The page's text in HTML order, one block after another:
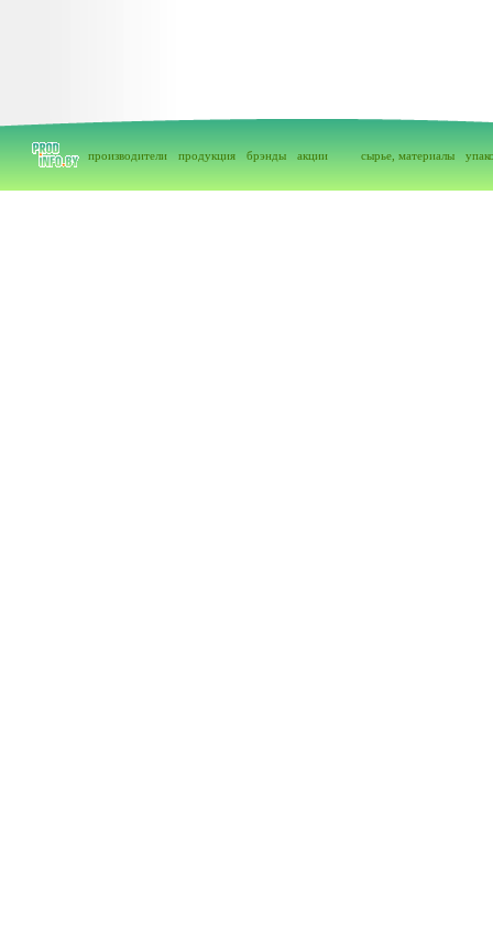
производители продукция брэнды акции сырье, материалы